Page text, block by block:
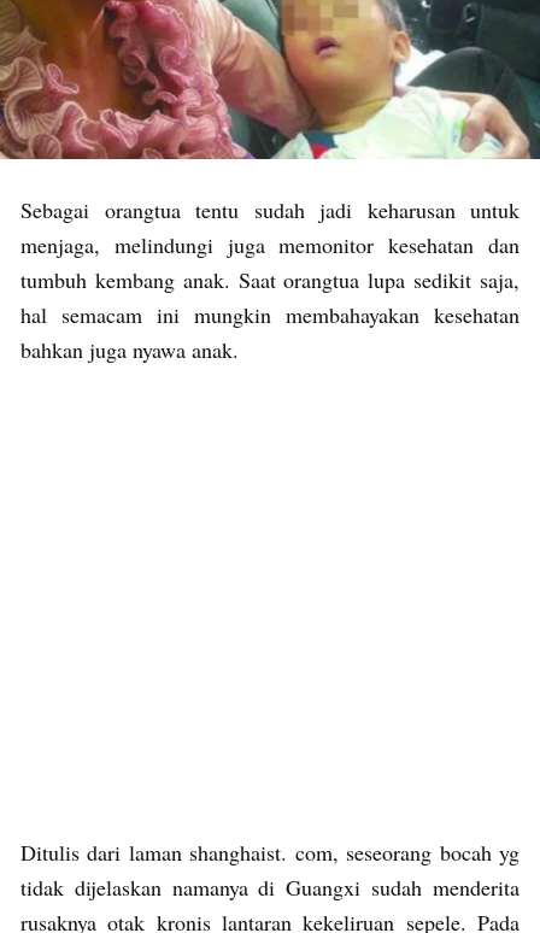
Sebagai orangtua tentu sudah jadi keharusan untuk
menjaga, melindungi juga memonitor kesehatan dan
tumbuh kembang anak. Saat orangtua lupa sedikit saja,
hal semacam ini mungkin membahayakan kesehatan
bahkan juga nyawa anak.
Ditulis dari laman shanghaist. com, seseorang bocah yg
tidak dijelaskan namanya di Guangxi sudah menderita
rusaknya otak kronis lantaran kekeliruan sepele. Pada